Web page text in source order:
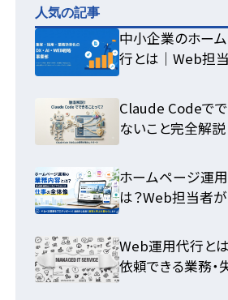
人気の記事
中小企業のホー
行とは｜Web担
Claude Codeでで
ないこと完全解説
ホームページ運
は？Web担当者
Web運用代行とは
依頼できる業務・